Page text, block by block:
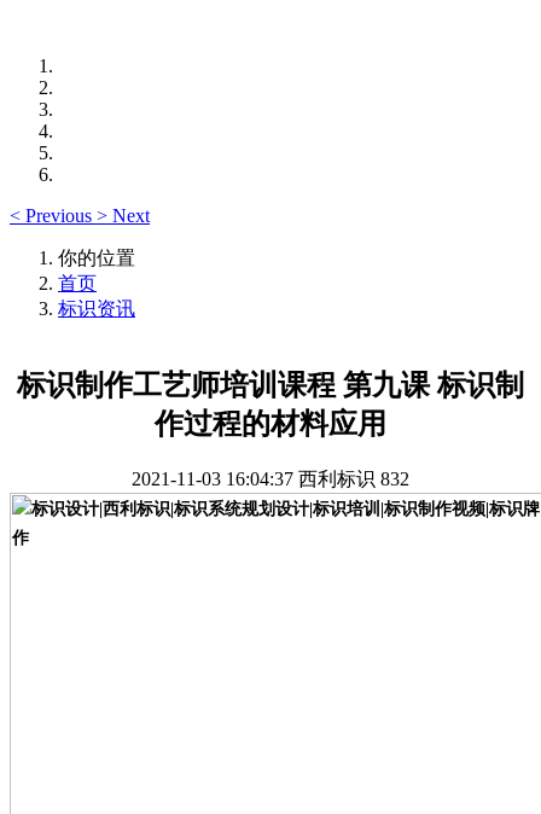
< Previous > Next
你的位置
首页
标识资讯
标识制作工艺师培训课程 第九课 标识制
作过程的材料应用
2021-11-03 16:04:37 西利标识 832